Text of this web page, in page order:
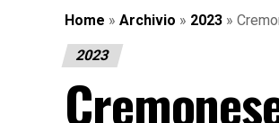
Home » Archivio » 2023 »
2023